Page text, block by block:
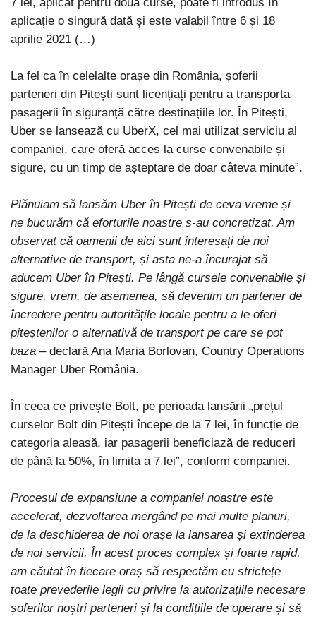
7 lei, aplicat pentru două curse, poate fi introdus în
aplicație o singură dată și este valabil între 6 și 18
aprilie 2021 (…)
La fel ca în celelalte orașe din România, șoferii
parteneri din Pitești sunt licențiați pentru a transporta
pasagerii în siguranță către destinațiile lor. În Pitești,
Uber se lansează cu UberX, cel mai utilizat serviciu al
companiei, care oferă acces la curse convenabile și
sigure, cu un timp de așteptare de doar câteva minute”.
Plănuiam să lansăm Uber în Pitești de ceva vreme și
ne bucurăm că eforturile noastre s-au concretizat. Am
observat că oamenii de aici sunt interesați de noi
alternative de transport, și asta ne-a încurajat să
aducem Uber în Pitești. Pe lângă cursele convenabile și
sigure, vrem, de asemenea, să devenim un partener de
încredere pentru autoritățile locale pentru a le oferi
piteștenilor o alternativă de transport pe care se pot
baza – declară Ana Maria Borlovan, Country Operations
Manager Uber România.
În ceea ce privește Bolt, pe perioada lansării „prețul
curselor Bolt din Pitești începe de la 7 lei, în funcție de
categoria aleasă, iar pasagerii beneficiază de reduceri
de până la 50%, în limita a 7 lei”, conform companiei.
Procesul de expansiune a companiei noastre este
accelerat, dezvoltarea mergând pe mai multe planuri,
de la deschiderea de noi orașe la lansarea și extinderea
de noi servicii. În acest proces complex și foarte rapid,
am căutat în fiecare oraș să respectăm cu strictețe
toate prevederile legii cu privire la autorizațiile necesare
șoferilor noștri parteneri și la condițiile de operare și să